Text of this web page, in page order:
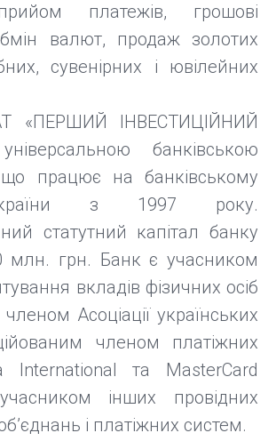
платежів, грошові
валют, продаж золотих
сувенірних і ювілейних
«ПЕРШИЙ ІНВЕСТИЦІЙНИЙ
банківською
працює на банківському
з 1997 року.
статутний капітал банку
млн. грн. Банк є учасником
вкладів фізичних осіб
Асоціації українських
членом платіжних
International та MasterCard
інших провідних
і платіжних систем.